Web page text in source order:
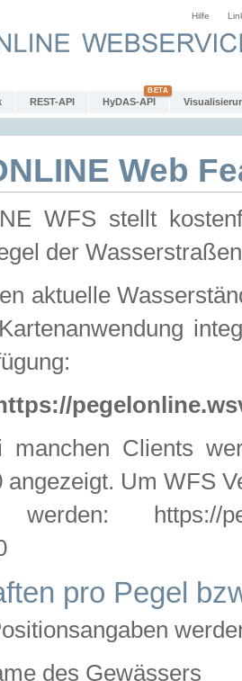
Hilfe
REST-API HyDAS-API
Web
WFS stellt
der
aktuelle
manchen Clients
angezeigt. Um WFS
https://
pro Pegel
des Gewässers